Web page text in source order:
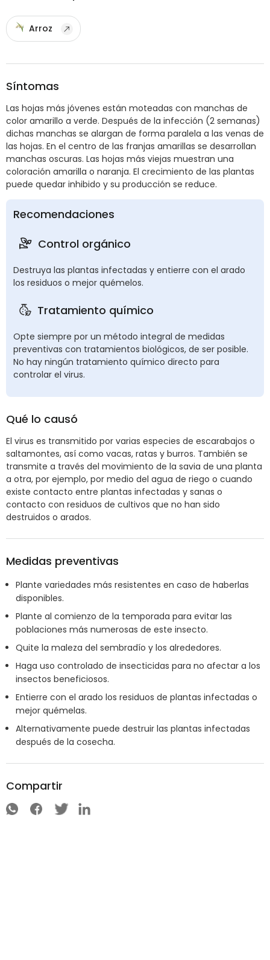
Arroz
Síntomas
Las hojas más jóvenes están moteadas con manchas de
color amarillo a verde. Después de la infección (2 semanas)
dichas manchas se alargan de forma paralela a las venas de
las hojas. En el centro de las franjas amarillas se desarrollan
manchas oscuras. Las hojas más viejas muestran una
coloración amarilla o naranja. El crecimiento de las plantas
puede quedar inhibido y su producción se reduce.
Recomendaciones
Control orgánico
Destruya las plantas infectadas y entierre con el arado
los residuos o mejor quémelos.
Tratamiento químico
Opte siempre por un método integral de medidas
preventivas con tratamientos biológicos, de ser posible.
No hay ningún tratamiento químico directo para
controlar el virus.
Qué lo causó
El virus es transmitido por varias especies de escarabajos o
saltamontes, así como vacas, ratas y burros. También se
transmite a través del movimiento de la savia de una planta
a otra, por ejemplo, por medio del agua de riego o cuando
existe contacto entre plantas infectadas y sanas o
contacto con residuos de cultivos que no han sido
destruidos o arados.
Medidas preventivas
Plante variedades más resistentes en caso de haberlas
disponibles.
Plante al comienzo de la temporada para evitar las
poblaciones más numerosas de este insecto.
Quite la maleza del sembradío y los alrededores.
Haga uso controlado de insecticidas para no afectar a los
insectos beneficiosos.
Entierre con el arado los residuos de plantas infectadas o
mejor quémelas.
Alternativamente puede destruir las plantas infectadas
después de la cosecha.
Compartir